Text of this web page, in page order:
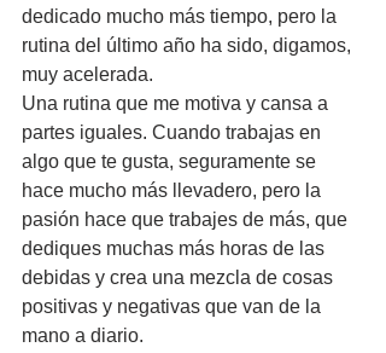
dedicado mucho más tiempo, pero la
rutina del último año ha sido, digamos,
muy acelerada.
Una rutina que me motiva y cansa a
partes iguales. Cuando trabajas en
algo que te gusta, seguramente se
hace mucho más llevadero, pero la
pasión hace que trabajes de más, que
dediques muchas más horas de las
debidas y crea una mezcla de cosas
positivas y negativas que van de la
mano a diario.